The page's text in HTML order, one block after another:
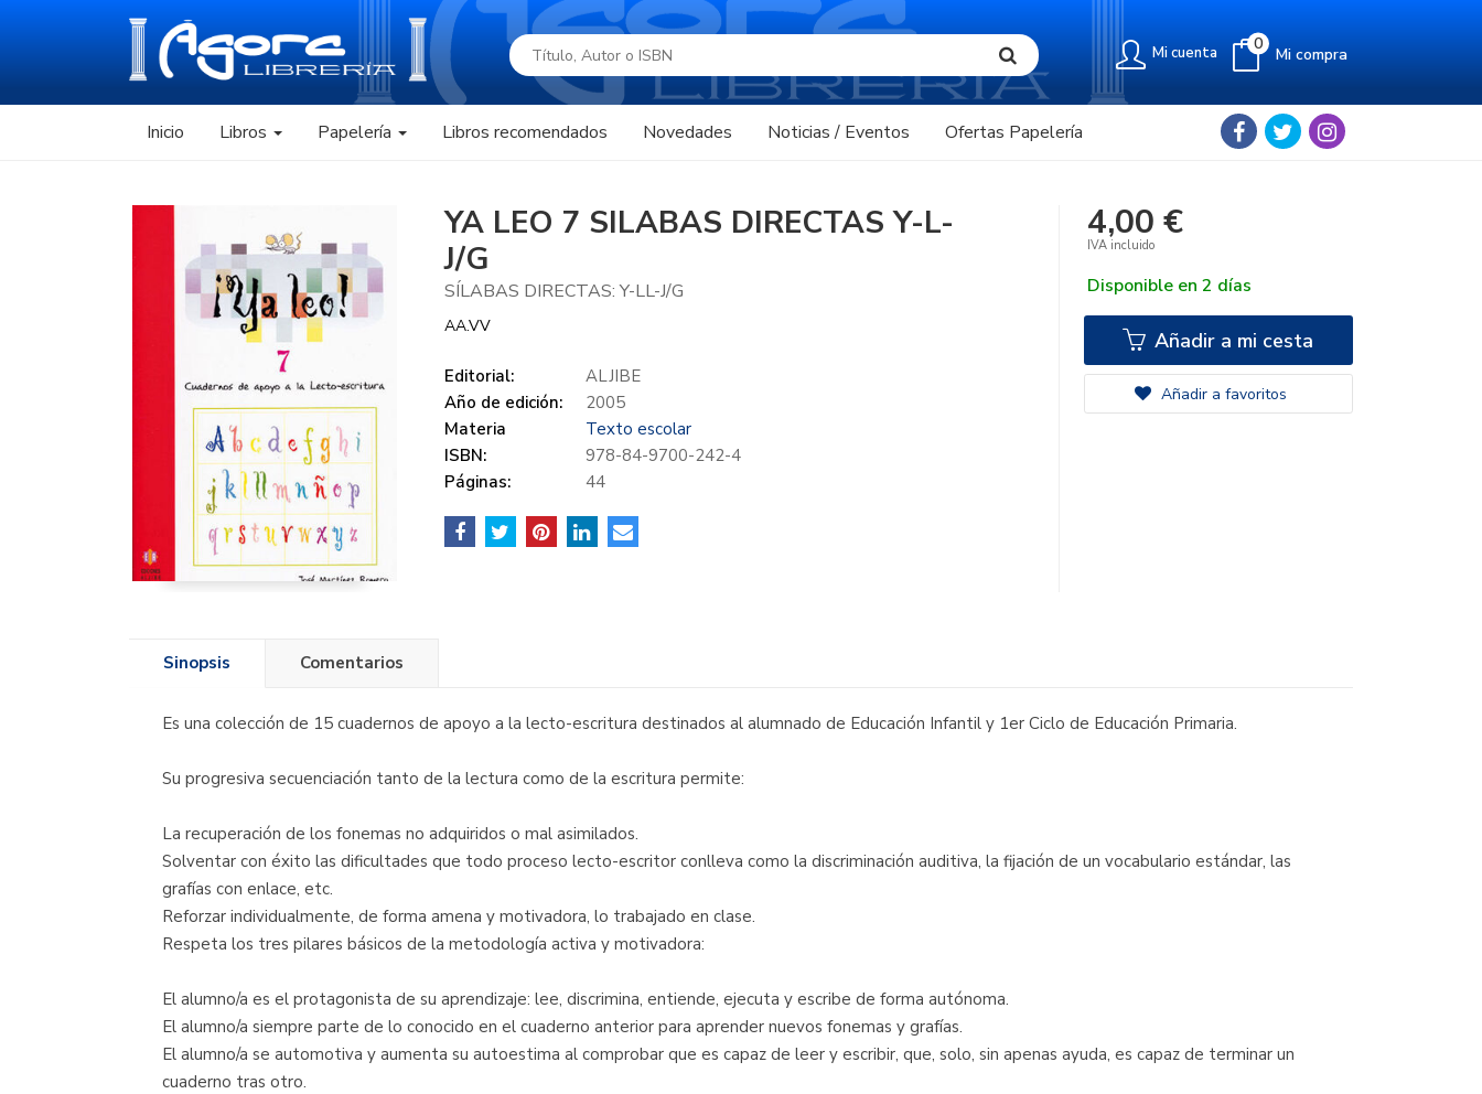
Mi cuenta Mi compra
0
Inicio Libros Papelería Libros recomendados Novedades Noticias / Eventos Ofertas Papelería
YA LEO 7 SILABAS DIRECTAS Y-L-
J/G
SÍLABAS DIRECTAS: Y-LL-J/G
AA.VV
Editorial:
ALJIBE
Año de edición:
2005
Materia
Texto escolar
ISBN:
978-84-9700-242-4
Páginas:
44
4,00 €
IVA incluido
Disponible en 2 días
Añadir a mi cesta
Añadir a favoritos
Sinopsis Comentarios
Es una colección de 15 cuadernos de apoyo a la lecto-escritura destinados al alumnado de Educación Infantil y 1er Ciclo de Educación Primaria.
Su progresiva secuenciación tanto de la lectura como de la escritura permite:
La recuperación de los fonemas no adquiridos o mal asimilados.
Solventar con éxito las dificultades que todo proceso lecto-escritor conlleva como la discriminación auditiva, la fijación de un vocabulario estándar, las
grafías con enlace, etc.
Reforzar individualmente, de forma amena y motivadora, lo trabajado en clase.
Respeta los tres pilares básicos de la metodología activa y motivadora:
El alumno/a es el protagonista de su aprendizaje: lee, discrimina, entiende, ejecuta y escribe de forma autónoma.
El alumno/a siempre parte de lo conocido en el cuaderno anterior para aprender nuevos fonemas y grafías.
El alumno/a se automotiva y aumenta su autoestima al comprobar que es capaz de leer y escribir, que, solo, sin apenas ayuda, es capaz de terminar un
cuaderno tras otro.